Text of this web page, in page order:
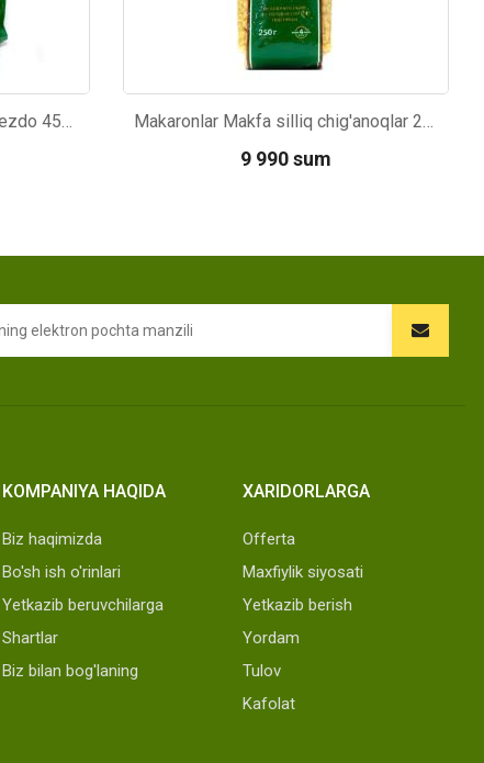
Vermishel Makfa Kapellini gnezdo 450g Makaronlar Makfa silliq chig'anoqlar 250g
9 990 sum
KOMPANIYA HAQIDA
Biz haqimizda
Bo'sh ish o'rinlari
Yetkazib beruvchilarga
Shartlar
Biz bilan bog'laning
XARIDORLARGA
Offerta
Maxfiylik siyosati
Yetkazib berish
Yordam
Tulov
Kafolat